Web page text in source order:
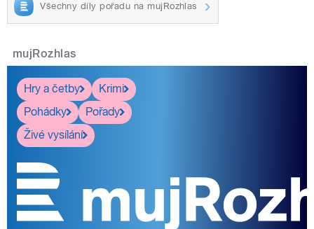
Všechny díly pořadu na mujRozhlas
mujRozhlas
Hry a četby
Krimi
Pohádky
Pořady
Živé vysílání